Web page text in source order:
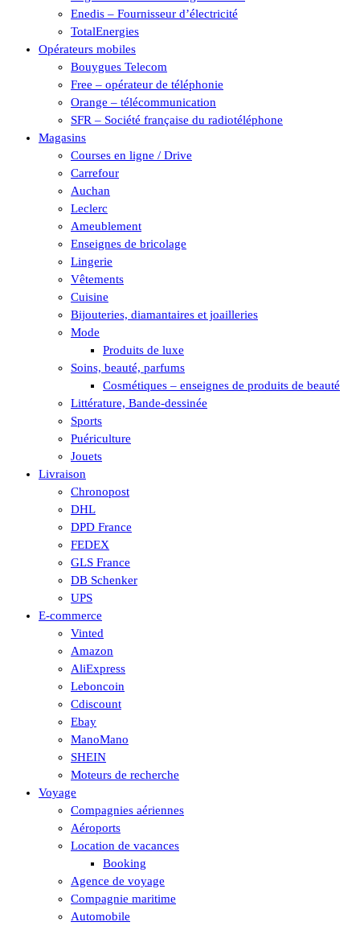
Enedis – Fournisseur d’électricité
TotalEnergies
Opérateurs mobiles
Bouygues Telecom
Free – opérateur de téléphonie
Orange – télécommunication
SFR – Société française du radiotéléphone
Magasins
Courses en ligne / Drive
Carrefour
Auchan
Leclerc
Ameublement
Enseignes de bricolage
Lingerie
Vêtements
Cuisine
Bijouteries, diamantaires et joailleries
Mode
Produits de luxe
Soins, beauté, parfums
Cosmétiques – enseignes de produits de beauté
Littérature, Bande-dessinée
Sports
Puériculture
Jouets
Livraison
Chronopost
DHL
DPD France
FEDEX
GLS France
DB Schenker
UPS
E-commerce
Vinted
Amazon
AliExpress
Leboncoin
Cdiscount
Ebay
ManoMano
SHEIN
Moteurs de recherche
Voyage
Compagnies aériennes
Aéroports
Location de vacances
Booking
Agence de voyage
Compagnie maritime
Automobile